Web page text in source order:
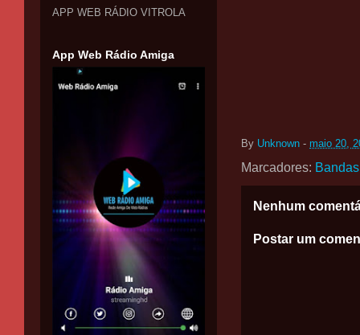
By Unknown - maio 20,
Marcadores: Bandas
Nenhum
Postar um
APP WEB RÁDIO VITROLA
App Web Rádio Amiga